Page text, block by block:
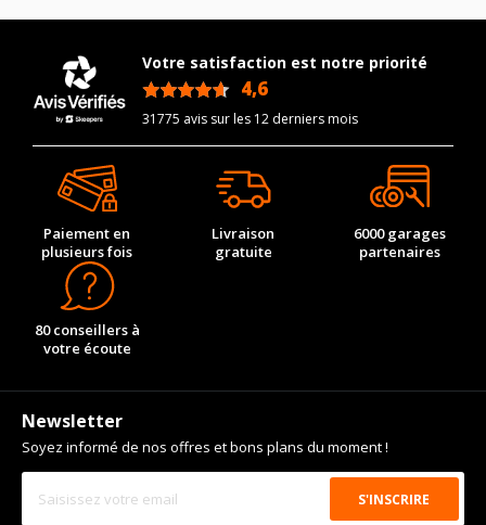
Votre satisfaction est notre priorité
4,6
31775 avis sur les 12 derniers mois
Paiement en
plusieurs fois
Livraison
gratuite
6000 garages
partenaires
80 conseillers à
votre écoute
Newsletter
Soyez informé de nos offres et bons plans du moment !